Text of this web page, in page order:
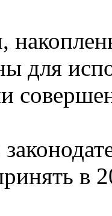
для
в